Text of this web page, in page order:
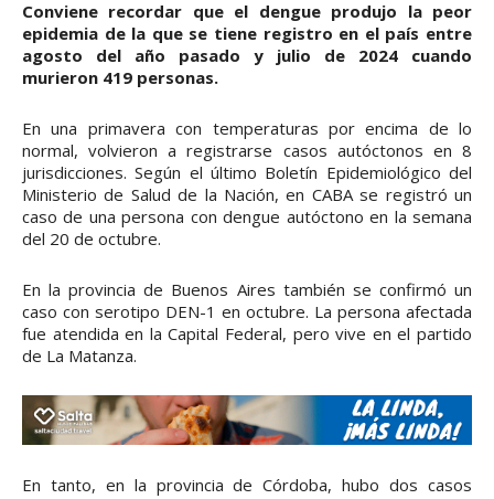
Conviene recordar que el dengue produjo la peor
epidemia de la que se tiene registro en el país entre
agosto del año pasado y julio de 2024 cuando
murieron 419 personas.
En una primavera con temperaturas por encima de lo
normal, volvieron a registrarse casos autóctonos en 8
jurisdicciones. Según el último Boletín Epidemiológico del
Ministerio de Salud de la Nación, en CABA se registró un
caso de una persona con dengue autóctono en la semana
del 20 de octubre.
En la provincia de Buenos Aires también se confirmó un
caso con serotipo DEN-1 en octubre. La persona afectada
fue atendida en la Capital Federal, pero vive en el partido
de La Matanza.
En tanto, en la provincia de Córdoba, hubo dos casos